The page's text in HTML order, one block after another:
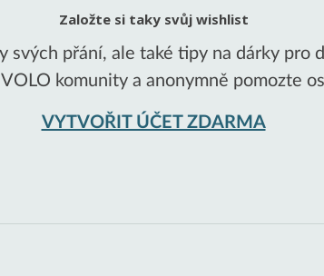
Založte si taky svůj wishlist
přání, ale také tipy na dárky pro
komunity a anonymně pomozte
VYTVOŘIT ÚČET ZDARMA